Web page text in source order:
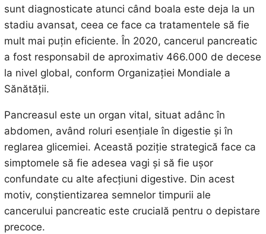
sunt diagnosticate atunci când boala este deja la un
stadiu avansat, ceea ce face ca tratamentele să fie
mult mai puțin eficiente. În 2020, cancerul pancreatic
a fost responsabil de aproximativ 466.000 de decese
la nivel global, conform Organizației Mondiale a
Sănătății.
Pancreasul este un organ vital, situat adânc în
abdomen, având roluri esențiale în digestie și în
reglarea glicemiei. Această poziție strategică face ca
simptomele să fie adesea vagi și să fie ușor
confundate cu alte afecțiuni digestive. Din acest
motiv, conștientizarea semnelor timpurii ale
cancerului pancreatic este crucială pentru o depistare
precoce.